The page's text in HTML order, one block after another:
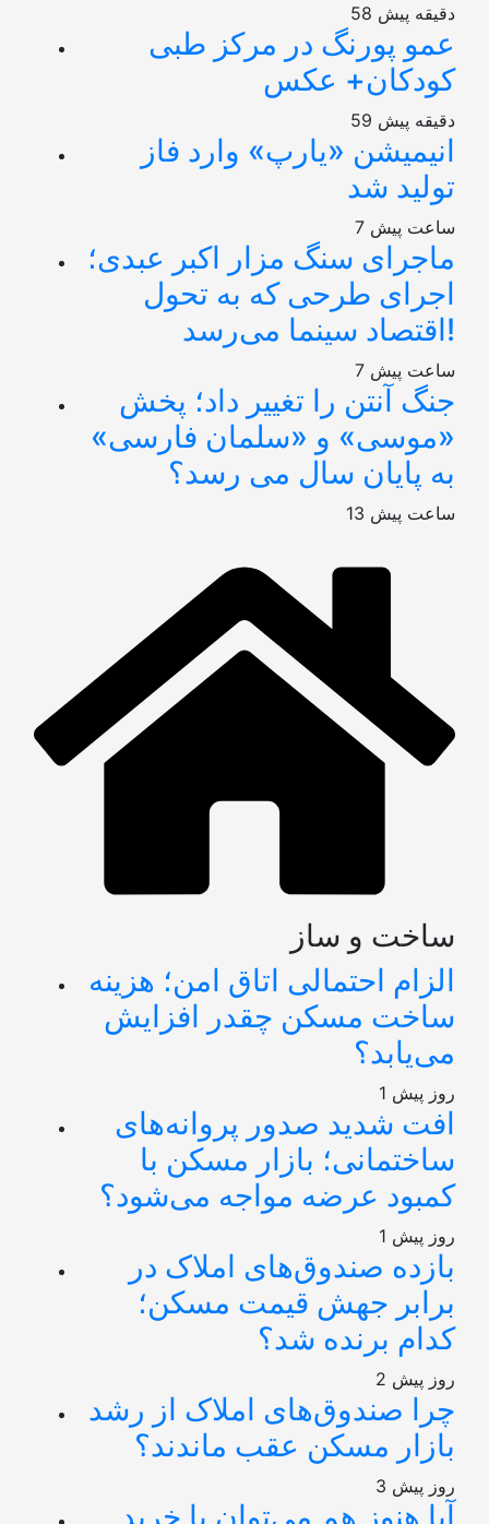
58 دقیقه پیش
عمو پورنگ در مرکز طبی
کودکان+ عکس
59 دقیقه پیش
انیمیشن «یارپ» وارد فاز
تولید شد
7 ساعت پیش
ماجرای سنگ مزار اکبر عبدی؛
اجرای طرحی که به تحول
اقتصاد سینما می‌رسد!
7 ساعت پیش
جنگ آنتن را تغییر داد؛ پخش
«موسی» و «سلمان فارسی»
به پایان سال می رسد؟
13 ساعت پیش
ساخت و ساز
الزام احتمالی اتاق امن؛ هزینه
ساخت مسکن چقدر افزایش
می‌یابد؟
1 روز پیش
افت شدید صدور پروانه‌های
ساختمانی؛ بازار مسکن با
کمبود عرضه مواجه می‌شود؟
1 روز پیش
بازده صندوق‌های املاک در
برابر جهش قیمت مسکن؛
کدام برنده شد؟
2 روز پیش
چرا صندوق‌های املاک از رشد
بازار مسکن عقب ماندند؟
3 روز پیش
آیا هنوز هم می‌توان با خرید